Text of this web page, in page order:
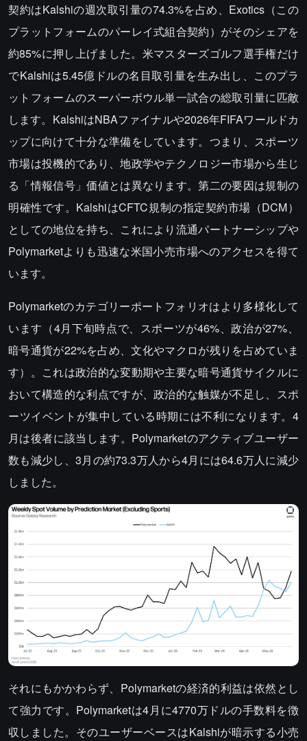
契約はKalshiの週次取引量の74.3%を占め、Exotics（この
プラットフォームのパーレイ式組合契約）がそのシェアを
約85%に押し上げました。米マスターズゴルフ選手権だけ
でKalshiは5.45億ドルの名目取引量を生み出し、このプラ
ットフォームのスーパーボウル単一試合の総取引量に匹敵
します。KalshiはNBAファイナルや2026年FIFAワールドカ
ップに向けて十分な準備をしています。つまり、スポーツ
市場は投機的であり、地政学やテクノロジー市場から生じ
る「情報信号」価値とは異なります。第二の要因は規制の
明確性です。KalshiはCFTC規制の指定契約市場（DCM）
としての地位を持ち、これにより流通パートナーシップや
Polymarketよりも迅速な米国小売市場へのアクセスを得て
います。
Polymarketのカテゴリーポートフォリオはより多様化して
います（4月下旬時点で、スポーツが46%、政治が27%、
暗号通貨が22%を占め、文化やマクロが残りを占めていま
す）。これは政治的な変動期や主要な暗号通貨サイクルに
おいて構造的な利点ですが、政治的な触媒が不足し、スポ
ーツイベントが集中している時期には不利になります。4
月は後者に該当します。Polymarketのアクティブユーザー
数も減少し、3月の約73.3万人から4月には64.6万人に減少
しました。
それにもかかわらず、Polymarketの経済的利益は依然とし
て強力です。Polymarketは4月に4770万ドルの手数料を徴
収しました。そのユーザーベースはKalshiが暗示する小売